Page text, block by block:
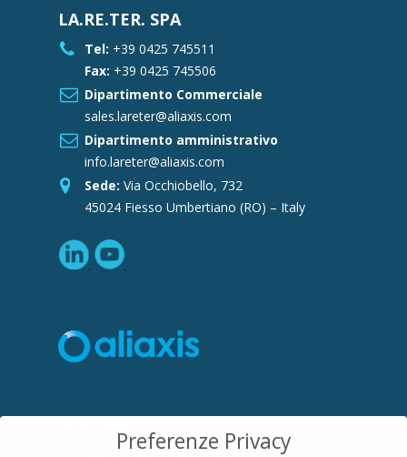
LA.RE.TER. SPA
Tel: +39 0425 745511
Fax: +39 0425 745506
Dipartimento Commerciale
sales.lareter@aliaxis.com
Dipartimento amministrativo
info.lareter@aliaxis.com
Sede: Via Occhiobello, 732
45024 Fiesso Umbertiano (RO) – Italy
Preferenze Privacy